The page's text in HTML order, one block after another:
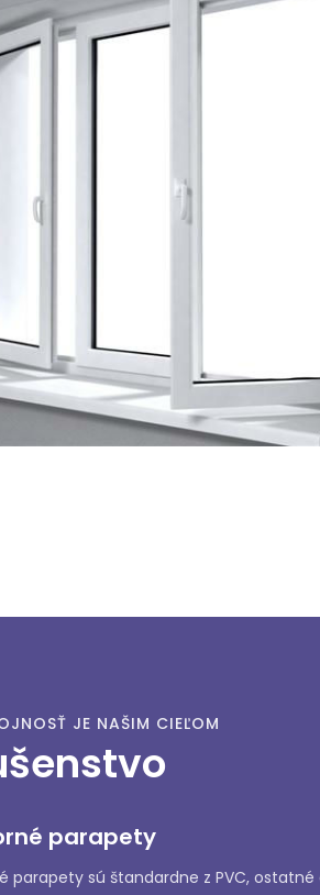
JE NAŠIM CIEĽOM
parapety
parapety sú štandardne z PVC,